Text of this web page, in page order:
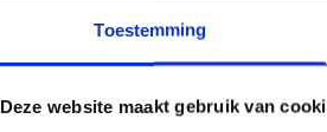
Toestemming
Deze website maakt gebruik van
verzamelen,